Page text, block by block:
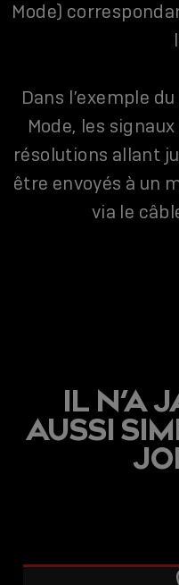
Mode)
Dans l’exemple
Mode, les
résolutions allant
être envoyés à un
via le
IL N’A
AUSSI